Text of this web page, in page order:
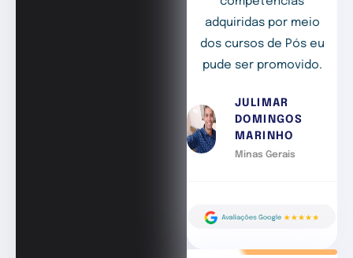
adquiridas por meio
dos cursos de Pós eu
pude ser promovido.
JULIMAR
DOMINGOS
MARINHO
Minas Gerais